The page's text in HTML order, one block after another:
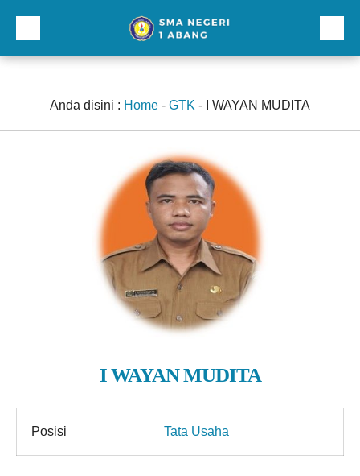
Kurikulum dan Kesiswaan
Anda disini : Home - GTK - I WAYAN MUDITA
I WAYAN MUDITA
Posisi Tata Usaha